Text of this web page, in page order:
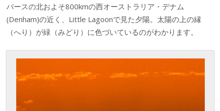
パースの北およそ800kmの西オーストラリア・デナム
(Denham)の近く、Little Lagoonで見た夕陽。太陽の上の縁
（へり）が緑（みどり）に色づいているのがわかります。